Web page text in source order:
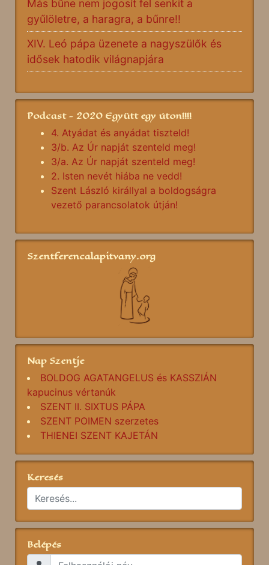
Más bűne nem jogosít fel senkit a
gyűlöletre, a haragra, a bűnre!!
XIV. Leó pápa üzenete a nagyszülők és
idősek hatodik világnapjára
Podcast - 2020 Együtt egy úton!!!!
4. Atyádat és anyádat tiszteld!
3/b. Az Úr napját szenteld meg!
3/a. Az Úr napját szenteld meg!
2. Isten nevét hiába ne vedd!
Szent László királlyal a boldogságra
vezető parancsolatok útján!
Szentferencalapitvany.org
Nap Szentje
BOLDOG AGATANGELUS és KASSZIÁN
kapucinus vértanúk
SZENT II. SIXTUS PÁPA
SZENT POIMEN szerzetes
THIENEI SZENT KAJETÁN
Keresés
Belépés